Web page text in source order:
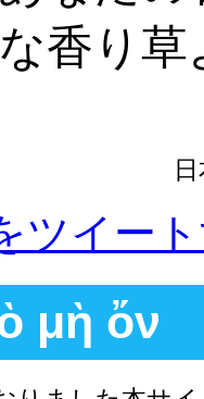
香り
ツイー
μὴ ὄν